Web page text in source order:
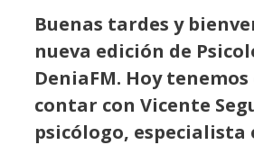
Buenas tardes y
nueva edición de
DeniaFM. Hoy
contar con Vicente
psicólogo, especialista